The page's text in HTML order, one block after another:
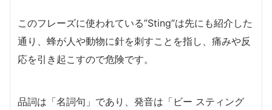
このフレーズに使われている”Sting”は先にも紹介した
通り、蜂が人や動物に針を刺すことを指し、痛みや反
応を引き起こすので危険です。
品詞は「名詞句」であり、発音は「ビー スティング